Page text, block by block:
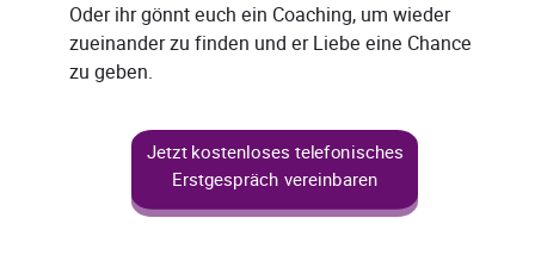
Oder ihr gönnt euch ein Coaching, um wieder
zueinander zu finden und er Liebe eine Chance
zu geben.
Jetzt kostenloses telefonisches
Erstgespräch vereinbaren